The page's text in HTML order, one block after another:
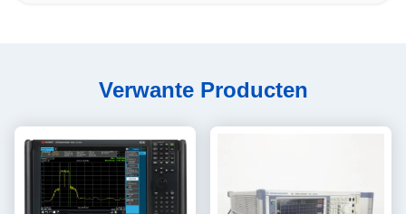
Verwante Producten